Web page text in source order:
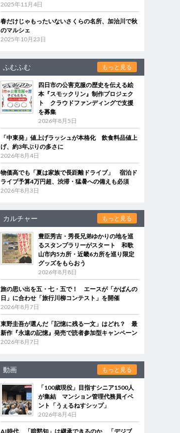
2025年11月4日
春だけじゃもったいないさくらの名所、加治川で秋
のマルシェ
2025年10月23日
ふむふむ もっと見る
四日市の公害克服の歴史を伝える絵
本『スモックリン』制作プロジェク
ト クラウドファンディングで支援
を募集
2026年8月5日
「中東発」値上げラッシュが本格化 飲食料品値上
げ、約3年ぶりの多さに
2026年8月4日
物価高でも「夏は家族で長距離ドライブ」 宿泊ド
ライブ予算4万円超、渋滞・猛暑への備えも必須
2026年8月3日
カルチャー もっと見る
豊臣秀吉・秀長兄弟ゆかりの地を巡
るスタンプラリーがスタート 和歌
山市内5カ所・近畿6カ所を巡り限定
グッズをもらおう
2026年8月8日
旅の思い出を五・七・五で！ エースが「かばんの
日」に合わせ「旅行川柳コンテスト」を開催
2026年8月7日
東野圭吾が選んだ「記憶に残る一文」はどれ？ 最
新作『永遠の記憶』発売で読者参加型キャンペーン
2026年8月7日
動画 もっと見る
「100歳現役」目指すシニア1500人
が集結 マンション管理代務員イベ
ント「うぇるねすシップ」
2026年8月4日
AI時代、「暗黙知」は継承できるのか 「デジブ